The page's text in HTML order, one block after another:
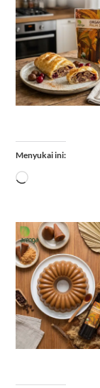
Menyukai ini:
Memuat...